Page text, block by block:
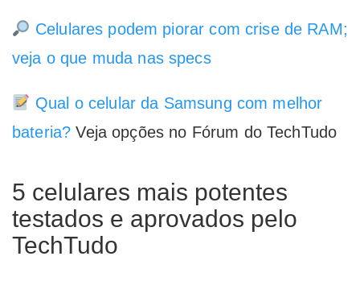
Celulares podem piorar com crise de RAM;
veja o que muda nas specs
Qual o celular da Samsung com melhor
bateria?Veja opções no Fórum do TechTudo
5 celulares mais potentes
testados e aprovados pelo
TechTudo